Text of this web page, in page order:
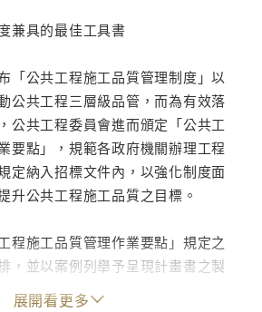
兼具的最佳工具書
公共工程施工品質管理制度」以
公共工程三層級品管，而為有效落
公共工程委員會進而頒定「公共工
要點」，規範各政府機關辦理工程
定納入招標文件內，以強化制度面
升公共工程施工品質之目標。
施工品質管理作業要點」規定之
，並以案例列舉予呈現計畫書之製
該要領之精神及實作案例之格式，
展開看更多